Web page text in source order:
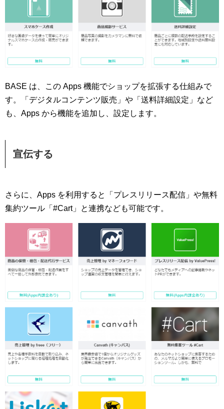
BASE は、この Apps 機能でショップを拡張する仕組みで
す。「デジタルコンテンツ販売」や「送料詳細設定」など
も、Apps から機能を追加し、設定します。
宣伝する
さらに、Apps を利用すると「プレスリリース配信」や無料
集約ツール「#Cart」と連携なども可能です。